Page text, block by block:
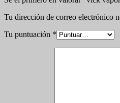
Tu dirección de correo electrónico
Tu puntuación *